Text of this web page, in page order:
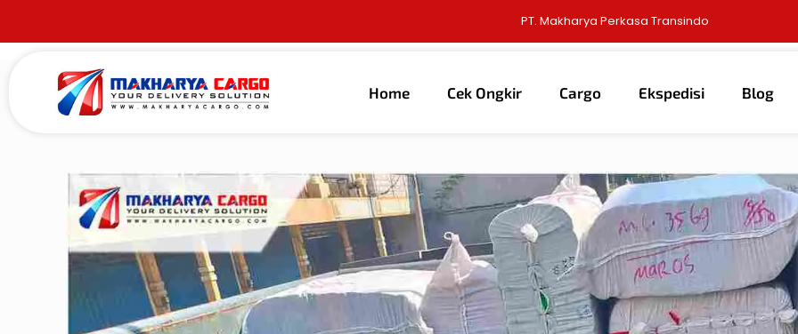
PT. Makharya Perkasa Transindo
Home Cek Ongkir Cargo Ekspedisi Blog
Published by alma gunaon 13 Mei 2026